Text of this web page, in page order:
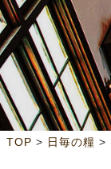
TOP > 日毎の糧 >